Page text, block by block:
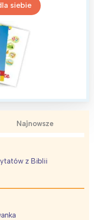
siebie
Najnowsze
z Biblii